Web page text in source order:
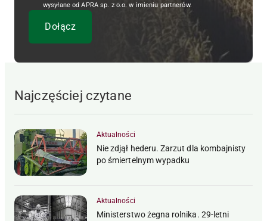
wysyłane od APRA sp. z o.o. w imieniu partnerów.
Najczęściej czytane
Aktualności
Nie zdjął hederu. Zarzut dla kombajnisty
po śmiertelnym wypadku
Aktualności
Ministerstwo żegna rolnika. 29-letni